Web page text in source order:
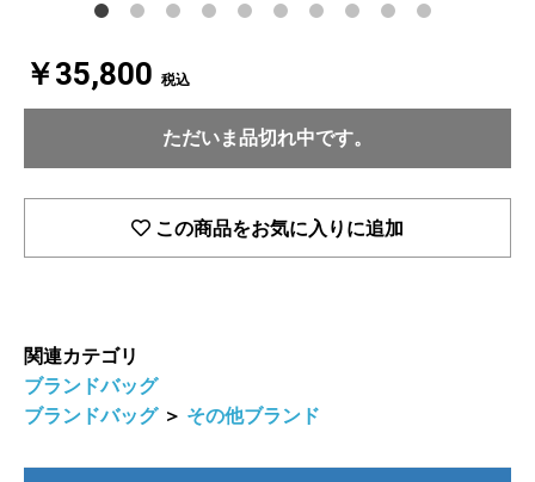
￥35,800 税込
ただいま品切れ中です。
この商品をお気に入りに追加
関連カテゴリ
ブランドバッグ
ブランドバッグ ＞ その他ブランド